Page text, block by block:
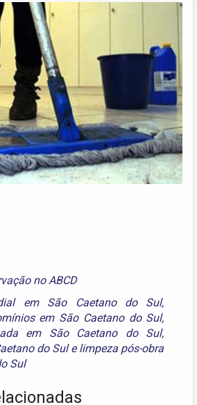
no ABCD
em São Caetano do Sul,
em São Caetano do Sul,
em São Caetano do Sul,
do Sulelimpeza pós-obra
Sul